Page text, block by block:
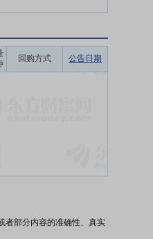
回购方式 公告日期
者部分内容的准确性、真实